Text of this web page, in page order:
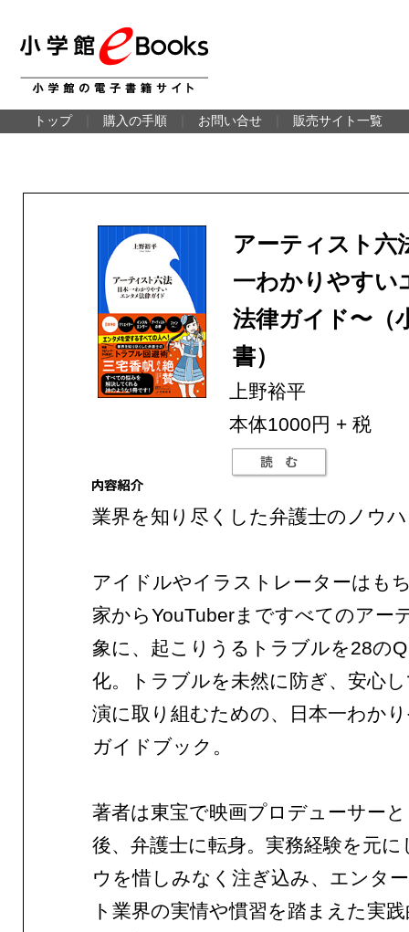
トップ 購入の手順 お問い合せ 販売サイト一覧
アーティスト
一わかりやすい
法律ガイド〜（
書）
上野裕平
本体1000円 + 税
業界を知り尽くした弁護士のノウ
アイドルやイラストレーターはも
家からYouTuberまですべてのアー
象に、起こりうるトラブルを28の
化。トラブルを未然に防ぎ、安心
演に取り組むための、日本一わか
ガイドブック。
著者は東宝で映画プロデューサー
後、弁護士に転身。実務経験を元
ウを惜しみなく注ぎ込み、エンタ
ト業界の実情や慣習を踏まえた実